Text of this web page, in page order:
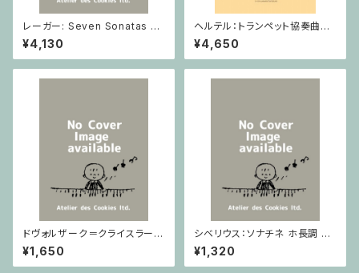
レーガー: Seven Sonatas o
p. 91 Heft 2 / ヴァイオリン
¥4,130
ヘルテル：トランペット協奏曲第1
番 変ホ長調/トランペット・ピア
ノ
¥4,650
ドヴォルザーク＝クライスラー：
スラヴ幻想曲 ロ短調 from Op.
55-4, Op.75 / ヴァイオリンと
ピアノ
¥1,650
シベリウス：ソナチネ ホ長調 O
p.80 / ヴァイオリンとピアノ
¥1,320